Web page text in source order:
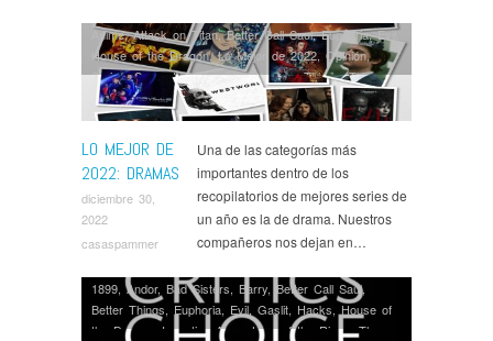
LO MEJOR DE
2022: DRAMAS
diciembre 30,
2022
casaspammer
Anime,Attack on Titan,Better Call Saul,Euphoria,Evil,
House of the Dragon,Lo Mejor de 2022, Opinión,
Series,Servant,Severance,Stranger Things,The
Boys,The Orville,Undone Westworld
Una de las categorías más
importantes dentro de los
recopilatorios de mejores series de
un año es la de drama. Nuestros
compañeros nos dejan en…
1899,Andor, Bad Sisters, Barry, Better Call Saul,
Better Things, Euphoria, Evil, Gaslit, Hacks, House of
the Dragon
Inventing Anna
Lord of the Rings: The